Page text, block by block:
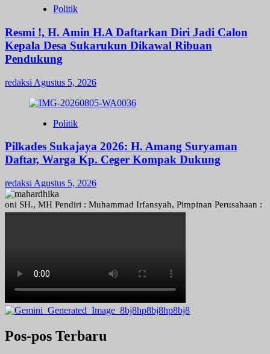
Politik
Resmi !, H. Amin H.A Daftarkan Diri Jadi Calon
Kepala Desa Sukarukun Dikawal Ribuan
Pendukung
redaksi Agustus 5, 2026
Politik
Pilkades Sukajaya 2026: H. Amang Suryaman
Daftar, Warga Kp. Ceger Kompak Dukung
redaksi Agustus 5, 2026
MH Pendiri : Muhammad Irfansyah, Pimpinan Perusahaan :
Pos-pos Terbaru